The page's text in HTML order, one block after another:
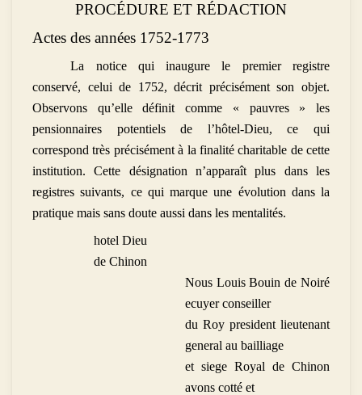
PROCÉDURE ET RÉDACTION
Actes des années 1752-1773
La notice qui inaugure le premier registre
conservé, celui de 1752, décrit précisément son objet.
Observons qu’elle définit comme « pauvres » les
pensionnaires potentiels de l’hôtel-Dieu, ce qui
correspond très précisément à la finalité charitable de cette
institution. Cette désignation n’apparaît plus dans les
registres suivants, ce qui marque une évolution dans la
pratique mais sans doute aussi dans les mentalités.
hotel Dieu
de Chinon
Nous Louis Bouin de Noiré
ecuyer conseiller
du Roy president lieutenant
general au bailliage
et siege Royal de Chinon
avons cotté et